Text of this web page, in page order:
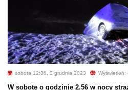
sobota 12:36, 2 grudnia 2023 Wyświetleń:
W sobotę o godzinie 2.56 w nocy